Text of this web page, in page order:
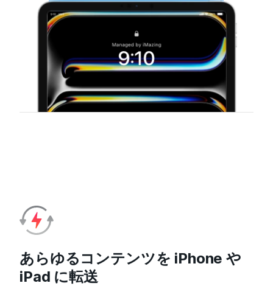
あらゆるコンテンツを iPhone や
iPad に転送